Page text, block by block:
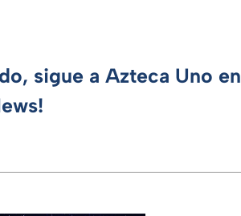
sigue a Azteca Uno en